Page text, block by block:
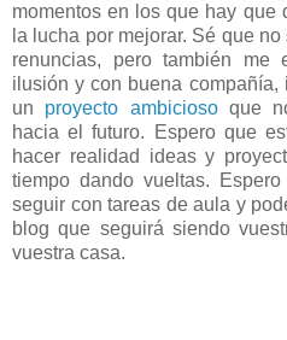
momentos en los que hay que
la lucha por mejorar. Sé que
renuncias, pero también me
ilusión y con buena compañía,
un proyecto ambiciosoque
hacia el futuro. Espero que
hacer realidad ideas y
tiempo dando vueltas.
seguir con tareas de aula y
blog que seguirá siendo
vuestra casa.